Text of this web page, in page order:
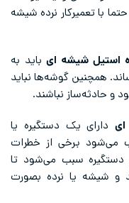
با تعمیرکار نرده شیشه
استیل شیشه ایباید به
همچنین گوشه‌ها نباید
و حادثه‌ساز نباشند.
دارای یک دستگیره یا
می‌شود برخی از خطرات
دستگیره سبب می‌شود تا
و شیشه یا نرده بصورت